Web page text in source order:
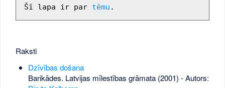
Šī lapa ir par tēmu
Raksti
Dzīvības došana
Barikādes. Latvijas mīlestības grāmata (2001) - Autors: